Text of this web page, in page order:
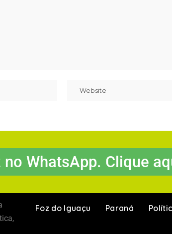
no WhatsApp. Clique
Foz do Iguaçu Paraná